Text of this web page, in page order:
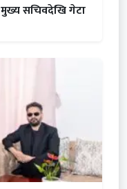
मुख्य सचिवदेखि गेटा